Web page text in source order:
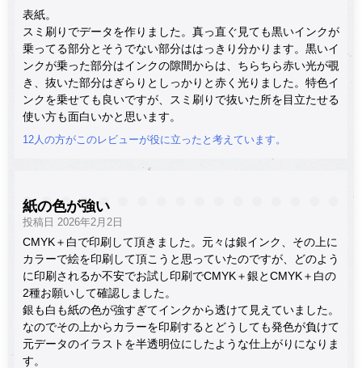
表紙。
スミ刷りでデータを作りました。真っ直ぐ見ても黒いインクが
乗ってる部分とそうでない部分ははっきり分かります。黒いイ
ンクが乗った部分はインクの隙間からは、ちらちら赤い光が覗
き、抜いた部分はぎらりとしっかりと赤く光りました。特色イ
ンクを乗せても良いですが、スミ刷りで抜いた所を目立たせる
使い方も面白いかと思います。
12人の方がこのレビューが役に立ったと考えています。
紙の色が強い
投稿日 2026年2月2日
CMYK＋白で印刷して頂きました。元々は銀インク、その上に
カラーで絵を印刷して頂こうと思っていたのですが、どのよう
に印刷されるか不安でお試し印刷でCMYK＋銀とCMYK＋白の
2種お願いして確認しました。
銀も白も紙の色が強すぎてインクから透けて見えていました。
なのでその上からカラーを印刷するとどうしても発色が負けて
元データのイラストを半透明位にしたような仕上がりになりま
す。